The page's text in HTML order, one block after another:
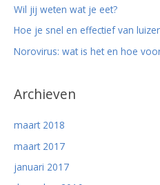
Wil jij weten wat je eet?
Hoe je snel en effectief van
Norovirus: wat is het en hoe
Archieven
maart 2018
maart 2017
januari 2017